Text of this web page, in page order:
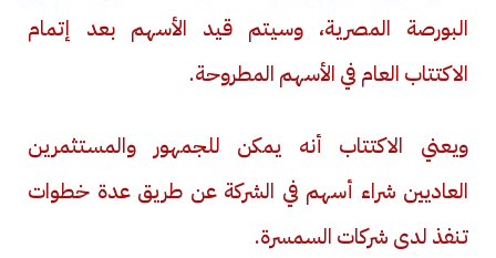
البورصة المصرية، وسيتم قيد الأسهم بعد إتمام
الاكتتاب العام في الأسهم المطروحة.
ويعني الاكتتاب أنه يمكن للجمهور والمستثمرين
العاديين شراء أسهم في الشركة عن طريق عدة خطوات
تنفذ لدى شركات السمسرة.